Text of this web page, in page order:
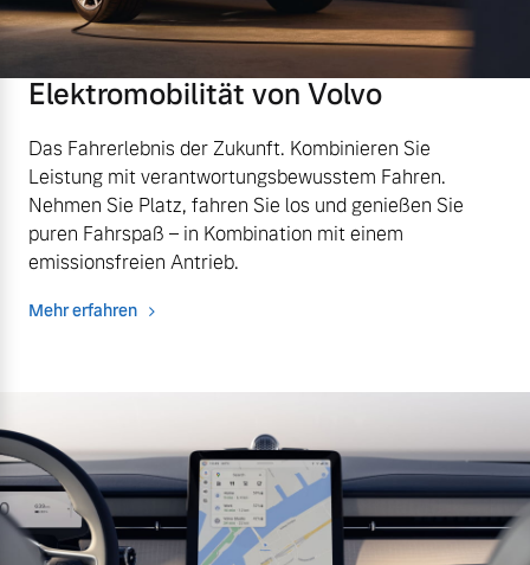
Fahrzeug konfigurieren
Sofort verfügbare Fahrzeuge
Volvo Selekt
Editionsmodelle
Jetzt kennenlernen
Sie erhalten bei uns eine
Vielzahl von Original
Volvo Winter- und
Sommer Kompletträder.
Bitte sprechen Sie uns
direkt an.
Mehr erfahren
Finanzierung & Leasing
Elektromobilität von Volvo
Das Fahrerlebnis der Zukunft. Kombinieren Sie
Leistung mit verantwortungsbewusstem Fahren.
Nehmen Sie Platz, fahren Sie los und genießen Sie
puren Fahrspaß – in Kombination mit einem
emissionsfreien Antrieb.
Mehr erfahren